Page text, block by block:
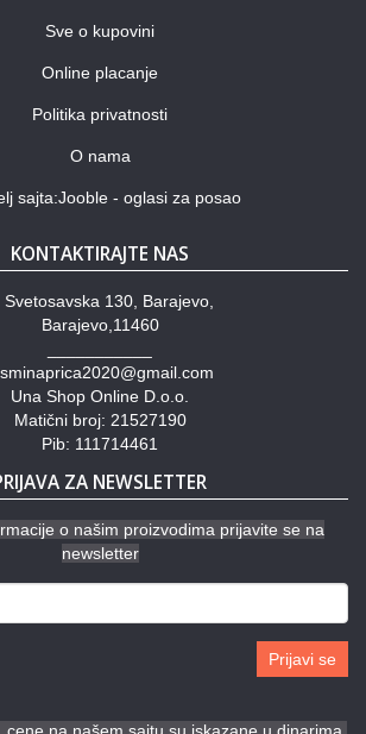
Sve o kupovini
Online placanje
Politika privatnosti
O nama
sajta:Jooble - oglasi za posao
KONTAKTIRAJTE NAS
Svetosavska 130, Barajevo,
Barajevo,11460
Una Shop Online D.o.o.
Matični broj: 21527190
Pib: 111714461
ZA NEWSLETTER
o našim proizvodima prijavite se na
newsletter
Prijavi se